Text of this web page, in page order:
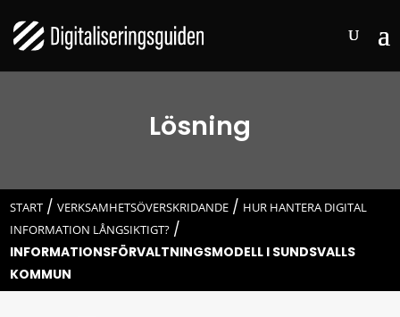
Lösning
START /VERKSAMHETSÖVERSKRIDANDE / HUR HANTERA DIGITAL
INFORMATION LÅNGSIKTIGT? /
INFORMATIONSFÖRVALTNINGSMODELL I SUNDSVALLS
KOMMUN